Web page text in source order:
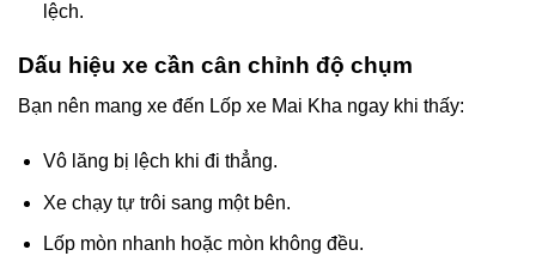
lệch.
Dấu hiệu xe cần cân chỉnh độ chụm
Bạn nên mang xe đến Lốp xe Mai Kha ngay khi thấy:
Vô lăng bị lệch khi đi thẳng.
Xe chạy tự trôi sang một bên.
Lốp mòn nhanh hoặc mòn không đều.